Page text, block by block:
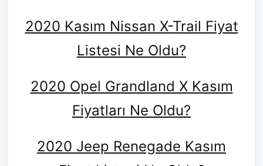
2020 Kasım Nissan X-Trail Fiyat
Listesi Ne Oldu?
2020 Opel Grandland X Kasım
Fiyatları Ne Oldu?
2020 Jeep Renegade Kasım